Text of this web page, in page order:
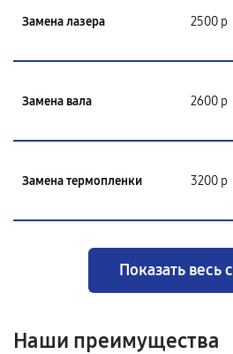
Замена лазера 2500 р
Замена вала 2600 р
Замена термопленки 3200 р
Показать весь
Наши преимущества